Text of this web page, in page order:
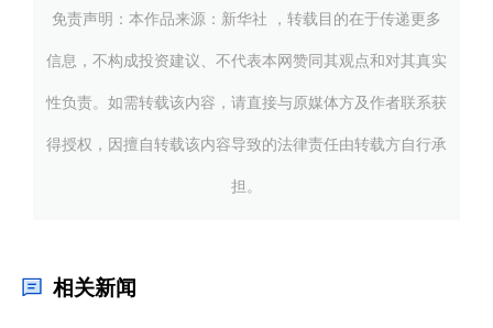
免责声明：本作品来源：新华社 ，转载目的在于传递更多
信息，不构成投资建议、不代表本网赞同其观点和对其真实
性负责。如需转载该内容，请直接与原媒体方及作者联系获
得授权，因擅自转载该内容导致的法律责任由转载方自行承
担。
相关新闻